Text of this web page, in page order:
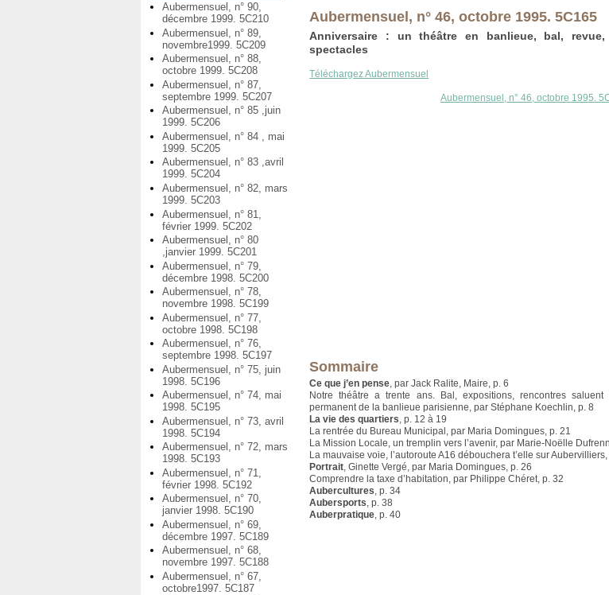
Aubermensuel, n° 90,
décembre 1999. 5C210
Aubermensuel, n° 89,
novembre1999. 5C209
Aubermensuel, n° 88,
octobre 1999. 5C208
Aubermensuel, n° 87,
septembre 1999. 5C207
Aubermensuel, n° 85 ,juin
1999. 5C206
Aubermensuel, n° 84 , mai
1999. 5C205
Aubermensuel, n° 83 ,avril
1999. 5C204
Aubermensuel, n° 82, mars
1999. 5C203
Aubermensuel, n° 81,
février 1999. 5C202
Aubermensuel, n° 80
,janvier 1999. 5C201
Aubermensuel, n° 79,
décembre 1998. 5C200
Aubermensuel, n° 78,
novembre 1998. 5C199
Aubermensuel, n° 77,
octobre 1998. 5C198
Aubermensuel, n° 76,
septembre 1998. 5C197
Aubermensuel, n° 75, juin
1998. 5C196
Aubermensuel, n° 74, mai
1998. 5C195
Aubermensuel, n° 73, avril
1998. 5C194
Aubermensuel, n° 72, mars
1998. 5C193
Aubermensuel, n° 71,
février 1998. 5C192
Aubermensuel, n° 70,
janvier 1998. 5C190
Aubermensuel, n° 69,
décembre 1997. 5C189
Aubermensuel, n° 68,
novembre 1997. 5C188
Aubermensuel, n° 67,
octobre1997. 5C187
Aubermensuel, n° 46, octobre 1995. 5C165
Anniversaire : un théâtre en banlieue, bal, revue,
spectacles
Téléchargez Aubermensuel
Aubermensuel, n° 46, octobre 1995.
Sommaire
Ce que j’en pense , par Jack Ralite, Maire, p. 6
Notre théâtre a trente ans. Bal, expositions, rencontres
permanent de la banlieue parisienne, par Stéphane Koechlin, p. 8
La vie des quartiers , p. 12 à 19
La rentrée du Bureau Municipal, par Maria Domingues, p. 21
La Mission Locale, un tremplin vers l’avenir, par Marie-Noëlle
La mauvaise voie, l’autoroute A16 débouchera t’elle sur
Portrait , Ginette Vergé, par Maria Domingues, p. 26
Comprendre la taxe d’habitation, par Philippe Chéret, p. 32
Aubercultures , p. 34
Aubersports , p. 38
Auberpratique , p. 40